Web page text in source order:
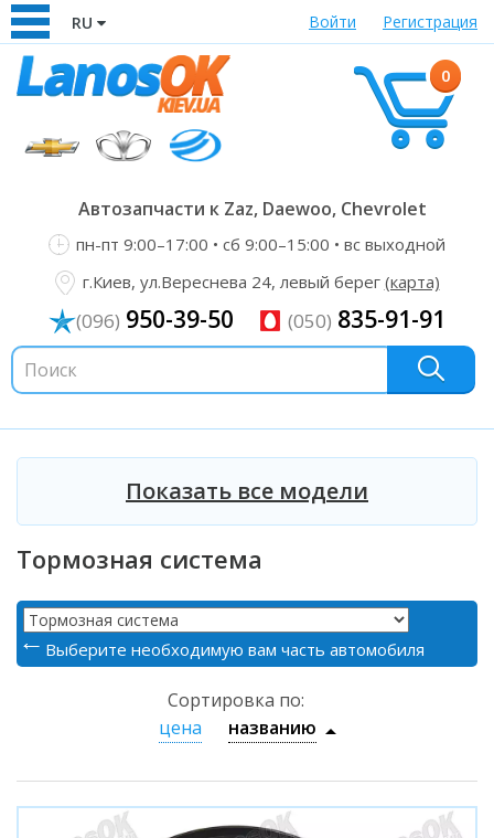
RU Войти Регистрация
0
Автозапчасти к Zaz, Daewoo, Chevrolet
пн-пт 9:00–17:00 • сб 9:00–15:00 • вс выходной
г.Киев, ул.Вереснева 24, левый берег (карта)
(096) 950-39-50 (050) 835-91-91
Показать все модели
Тормозная система
Выберите необходимую вам часть автомобиля
Сортировка по:
цена
названию